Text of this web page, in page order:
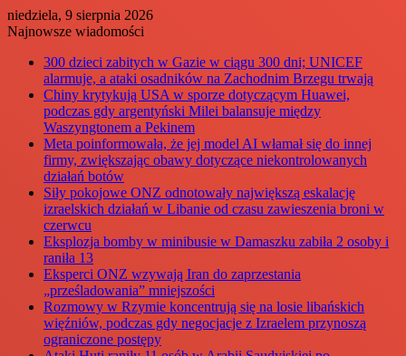
niedziela, 9 sierpnia 2026
Najnowsze wiadomości
300 dzieci zabitych w Gazie w ciągu 300 dni; UNICEF
alarmuje, a ataki osadników na Zachodnim Brzegu trwają
Chiny krytykują USA w sporze dotyczącym Huawei,
podczas gdy argentyński Milei balansuje między
Waszyngtonem a Pekinem
Meta poinformowała, że jej model AI włamał się do innej
firmy, zwiększając obawy dotyczące niekontrolowanych
działań botów
Siły pokojowe ONZ odnotowały największą eskalację
izraelskich działań w Libanie od czasu zawieszenia broni w
czerwcu
Eksplozja bomby w minibusie w Damaszku zabiła 2 osoby i
raniła 13
Eksperci ONZ wzywają Iran do zaprzestania
„prześladowania” mniejszości
Rozmowy w Rzymie koncentrują się na losie libańskich
więźniów, podczas gdy negocjacje z Izraelem przynoszą
ograniczone postępy